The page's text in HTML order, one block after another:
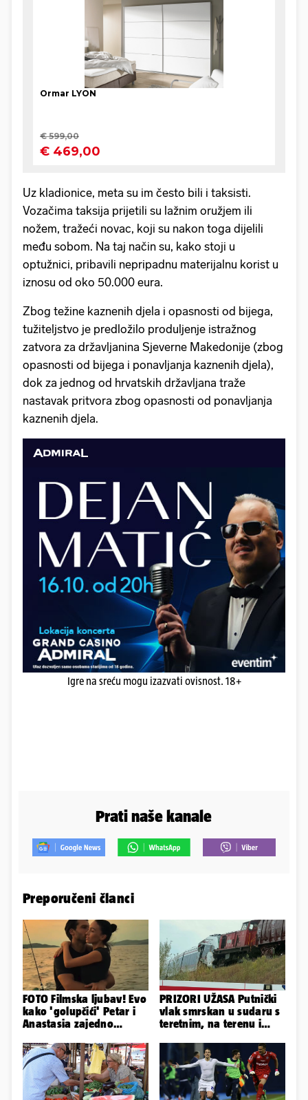
Uz kladionice, meta su im često bili i taksisti.
Vozačima taksija prijetili su lažnim oružjem ili
nožem, tražeći novac, koji su nakon toga dijelili
među sobom. Na taj način su, kako stoji u
optužnici, pribavili nepripadnu materijalnu korist u
iznosu od oko 50.000 eura.
Zbog težine kaznenih djela i opasnosti od bijega,
tužiteljstvo je predložilo produljenje istražnog
zatvora za državljanina Sjeverne Makedonije (zbog
opasnosti od bijega i ponavljanja kaznenih djela),
dok za jednog od hrvatskih državljana traže
nastavak pritvora zbog opasnosti od ponavljanja
kaznenih djela.
Igre na sreću mogu izazvati ovisnost. 18+
Prati naše kanale
Preporučeni članci
FOTO Filmska ljubav! Evo
kako 'golupčići' Petar i
Anastasia zajedno
PRIZORI UŽASA Putnički
vlak smrskan u sudaru s
teretnim, na terenu i